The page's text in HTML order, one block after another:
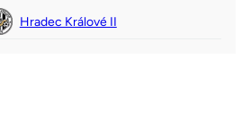
Hradec Králové II